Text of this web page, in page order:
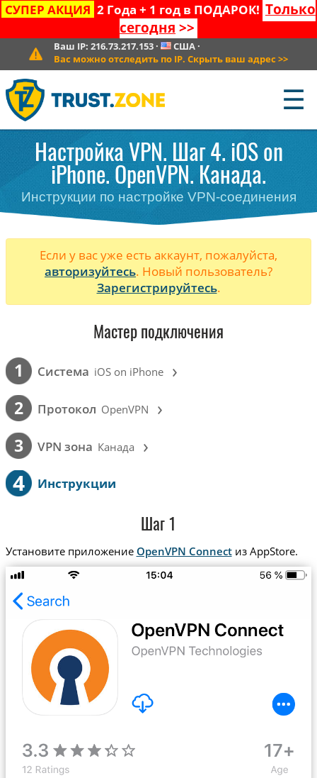
СУПЕР АКЦИЯ 2 Года + 1 год в ПОДАРОК! Только
сегодня >>
Ваш IP: 216.73.217.153· США·
Вас можно отследить по IP. Скрыть ваш адрес >>
☰
Настройка VPN. Шаг 4. iOS on
iPhone. OpenVPN. Канада.
Инструкции по настройке VPN-соединения
Если у вас уже есть аккаунт, пожалуйста,
авторизуйтесь. Новый пользователь?
Зарегистрируйтесь.
Мастер подключения
1 Cистема iOS on iPhone ›
2 Протокол OpenVPN ›
3 VPN зона Канада ›
4 Инструкции
Шаг 1
Установите приложение OpenVPN Connectиз AppStore.